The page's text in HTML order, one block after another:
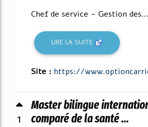
Chef de service - Gestion des...
LIRE LA SUITE
Site : https://
1
Master bilingue
comparé de la santé ...